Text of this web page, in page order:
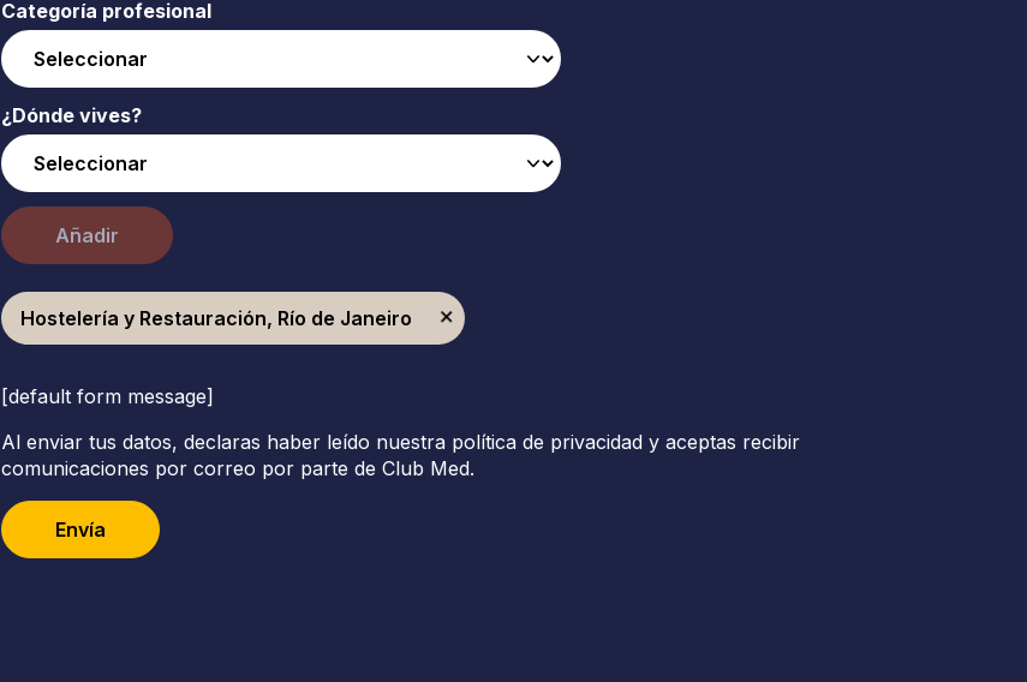
Categoría profesional
¿Dónde vives?
Añadir
Hostelería y Restauración, Río de Janeiro
[default form message]
Al enviar tus datos, declaras haber leído nuestra política de privacidad y aceptas recibir
comunicaciones por correo por parte de Club Med.
Envía